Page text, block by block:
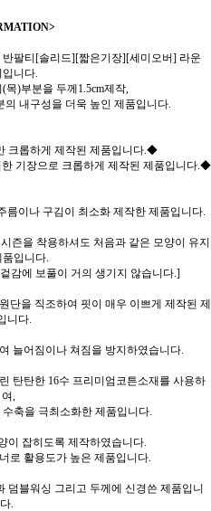
팔티[솔리드][짧은기장][세미오버] 라운
입니다.
)부분을 두께1.5cm제작,
내구성을 더욱 높인 제품입니다.
크롭하게 제작된 제품입니다.◆
기장으로 크롭하게 제작된 제품입니다.◆
이나 구김이 최소화 제작한 제품입니다.
즌을 착용하셔도 처음과 같은 모양이 유지
입니다.
감에 보풀이 거의 생기지 않습니다.]
단을 직조하여 핏이 매우 이쁘게 제작된 제
니다.
늘어짐이나 쳐짐을 방지하였습니다.
탄탄한 16수 프리미엄코튼소재를 사용하
여,
축을 극최소화한 제품입니다.
이 잡히도록 제작하였습니다.
로 활용도가 높은 제품입니다.
덤블워싱 그리고 두께에 신경쓴 제품입니
다.